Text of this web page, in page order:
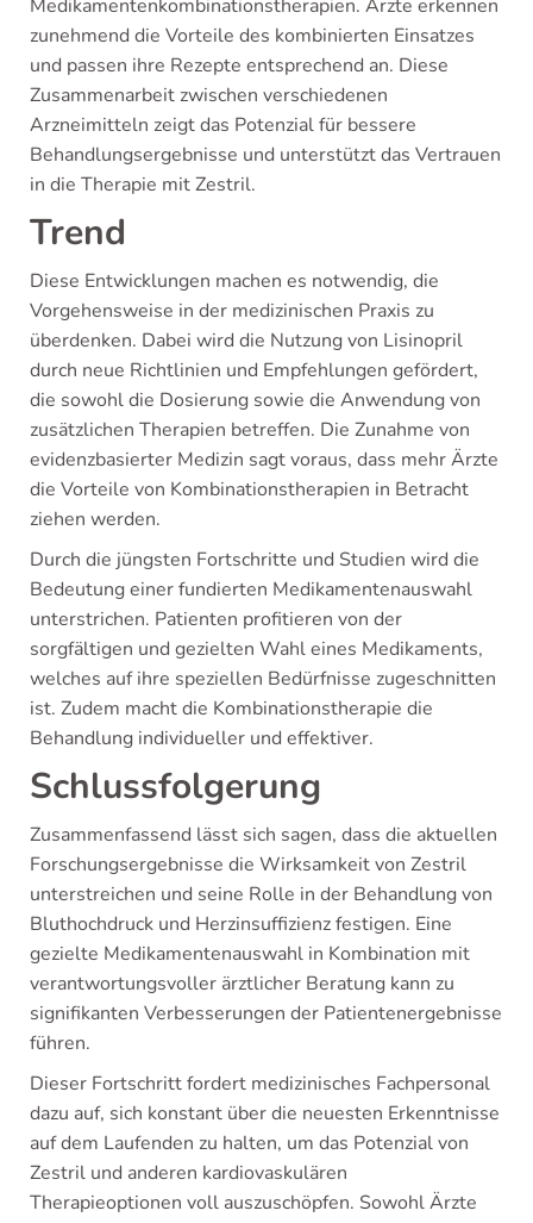
Medikamentenkombinationstherapien. Ärzte erkennen
zunehmend die Vorteile des kombinierten Einsatzes
und passen ihre Rezepte entsprechend an. Diese
Zusammenarbeit zwischen verschiedenen
Arzneimitteln zeigt das Potenzial für bessere
Behandlungsergebnisse und unterstützt das Vertrauen
in die Therapie mit Zestril.
Trend
Diese Entwicklungen machen es notwendig, die
Vorgehensweise in der medizinischen Praxis zu
überdenken. Dabei wird die Nutzung von Lisinopril
durch neue Richtlinien und Empfehlungen gefördert,
die sowohl die Dosierung sowie die Anwendung von
zusätzlichen Therapien betreffen. Die Zunahme von
evidenzbasierter Medizin sagt voraus, dass mehr Ärzte
die Vorteile von Kombinationstherapien in Betracht
ziehen werden.
Durch die jüngsten Fortschritte und Studien wird die
Bedeutung einer fundierten Medikamentenauswahl
unterstrichen. Patienten profitieren von der
sorgfältigen und gezielten Wahl eines Medikaments,
welches auf ihre speziellen Bedürfnisse zugeschnitten
ist. Zudem macht die Kombinationstherapie die
Behandlung individueller und effektiver.
Schlussfolgerung
Zusammenfassend lässt sich sagen, dass die aktuellen
Forschungsergebnisse die Wirksamkeit von Zestril
unterstreichen und seine Rolle in der Behandlung von
Bluthochdruck und Herzinsuffizienz festigen. Eine
gezielte Medikamentenauswahl in Kombination mit
verantwortungsvoller ärztlicher Beratung kann zu
signifikanten Verbesserungen der Patientenergebnisse
führen.
Dieser Fortschritt fordert medizinisches Fachpersonal
dazu auf, sich konstant über die neuesten Erkenntnisse
auf dem Laufenden zu halten, um das Potenzial von
Zestril und anderen kardiovaskulären
Therapieoptionen voll auszuschöpfen. Sowohl Ärzte